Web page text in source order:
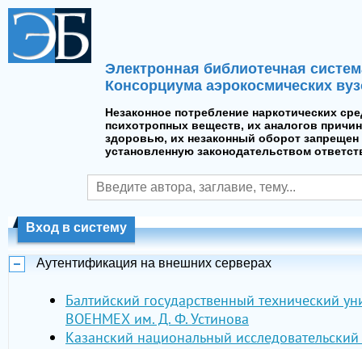
Электронная библиотечная
Консорциума аэрокосмических
Незаконное потребление наркотических
психотропных веществ, их аналогов
здоровью, их незаконный оборот запрещен
установленную законодательством
Вход в систему
Аутентификация на внешних серверах
Балтийский государственный технический
ВОЕНМЕХ им. Д. Ф. Устинова
Казанский национальный